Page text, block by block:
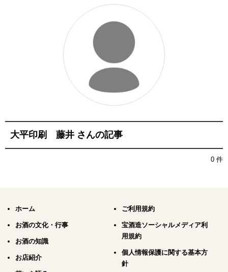
大平印刷 藤井 さんの記事
0 件
ホーム
お酒の文化・行事
お酒の知識
お店紹介
ご利用規約
宝酒造ソーシャルメディア利
用規約
個人情報保護に関する基本方
針